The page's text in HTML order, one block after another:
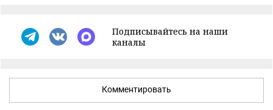
Подписывайтесь на наши
каналы
Комментировать